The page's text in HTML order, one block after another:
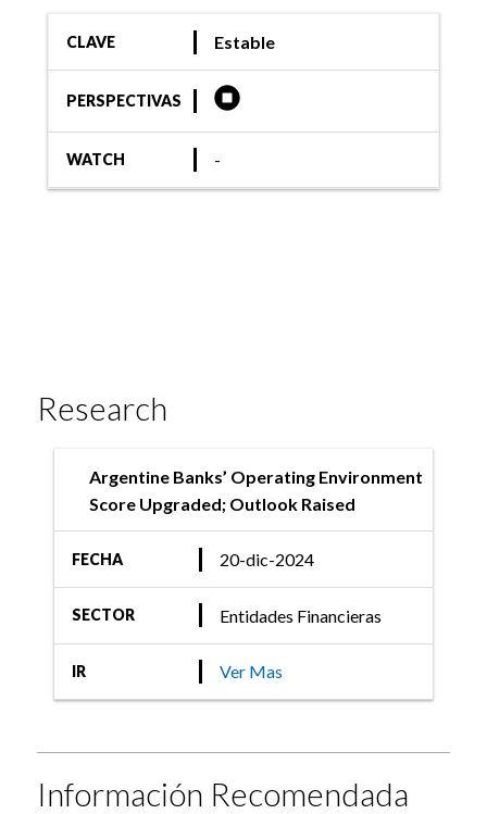
CLAVE Estable
PERSPECTIVAS
WATCH -
Research
Argentine Banks’ Operating Environment
Score Upgraded; Outlook Raised
FECHA 20-dic-2024
SECTOR Entidades Financieras
IR Ver Mas
Información Recomendada